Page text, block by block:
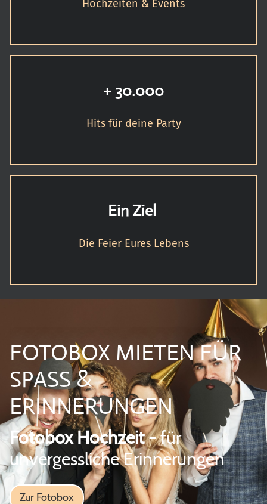
Hochzeiten & Events
+ 30.000
Hits für deine Party
Ein Ziel
Die Feier Eures Lebens
FOTOBOX MIETEN FÜR
SPASS &
ERINNERUNGEN
Fotobox Hochzeit -für
unvergessliche Erinnerungen
Zur Fotobox